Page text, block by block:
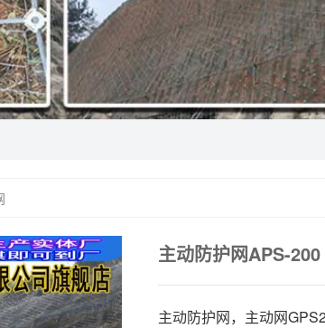
主动防护网APS-200
主动防护网，主动网